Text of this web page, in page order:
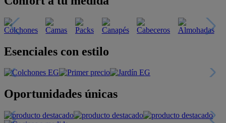
Esenciales con estilo
Oportunidades únicas